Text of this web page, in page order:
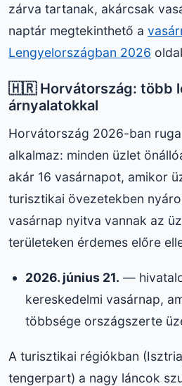
zárva tartanak, akárcsak
naptár megtekinthető a
Lengyelországban 2026
🇭🇷 Horvátország: több
árnyalatokkal
Horvátország 2026-ban
alkalmaz: minden üzlet
akár 16 vasárnapot, amikor
turisztikai övezetekben
vasárnap nyitva vannak az
területeken érdemes előre
2026. június 21. —
kereskedelmi vasárnap,
többsége országszerte
A turisztikai régiókban
tengerpart) a nagy láncok